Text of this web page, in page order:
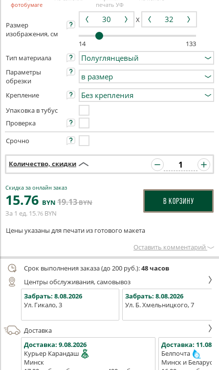
фотобумаге
печать УФ
Размер
изображения, см
X
14
133
Тип материала
Параметры
обрезки
Крепление
Упаковка в тубус
Проверка
Срочно
Количество, скидки
Скидка за онлайн заказ
15.76 BYN 19.13BYN
За 1 ед. 15.76 BYN
В КОРЗИНУ
Цены указаны для печати из готового макета
Оставить комментарий
Срок выполнения заказа (до 200 руб.):48 часов
Центры обслуживания, самовывоз
Забрать: 8.08.2026
Ул. Гикало, 3
Забрать: 8.08.2026
Ул. Б. Хмельницкого, 7
Доставка
Доставка: 9.08.2026
Курьер Карандаш
Минск
Доставка:
Белпочта
Минск и Беларусь